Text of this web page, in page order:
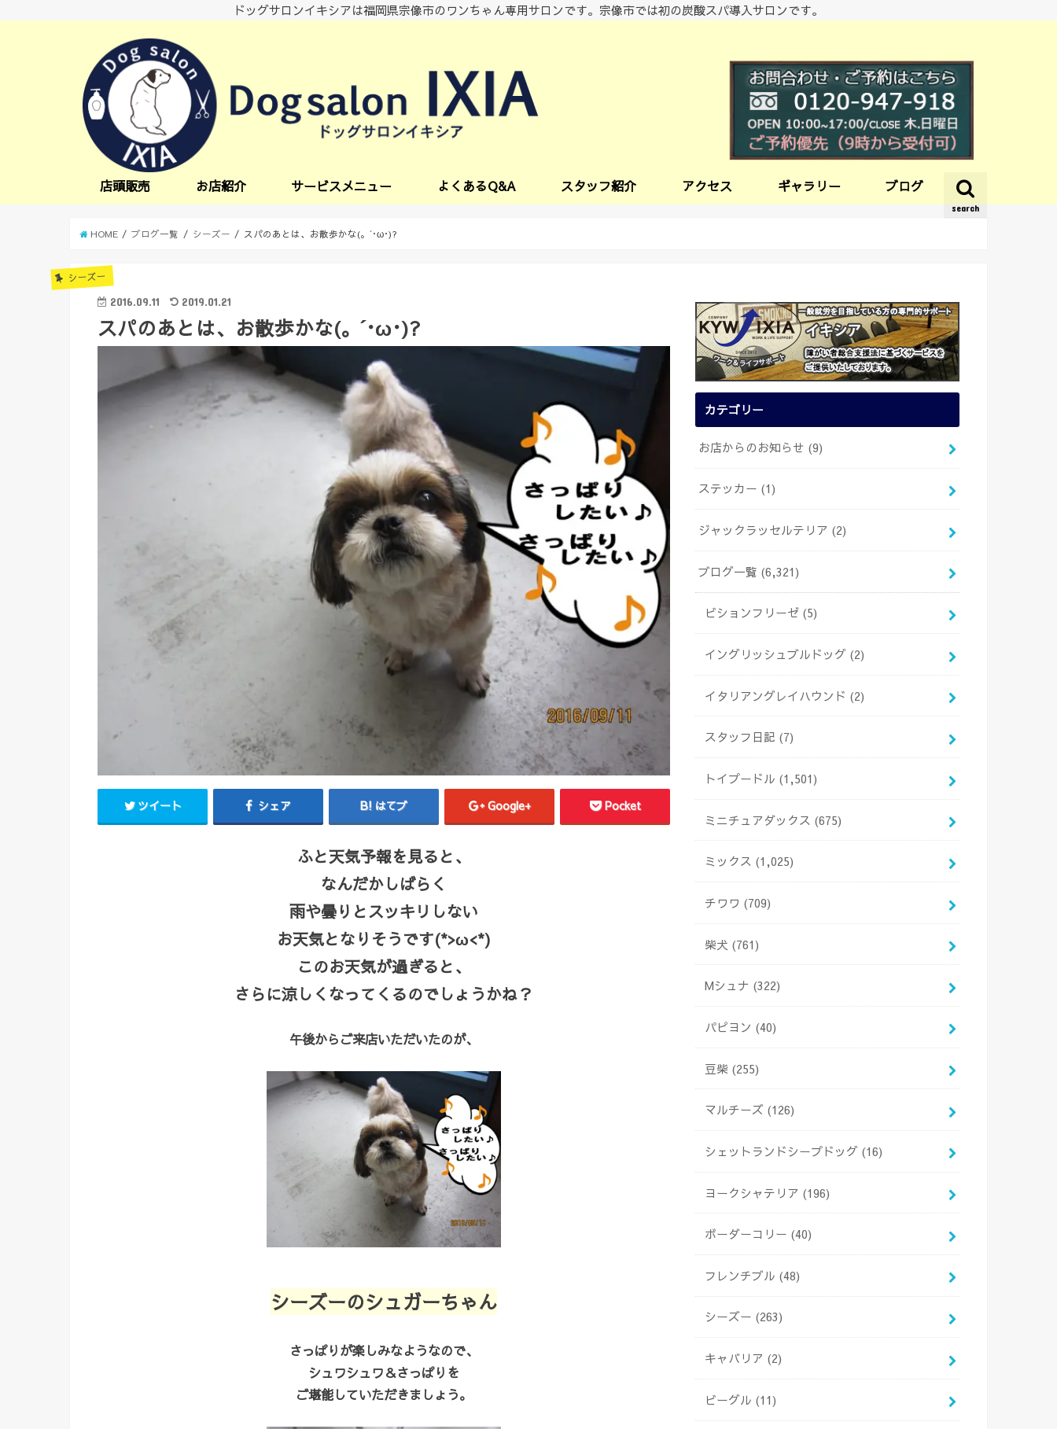
ドッグサロンイキシアは福岡県宗像市のワンちゃん専用サロンです。宗像市では初の炭酸スパ導入サロンです。
search
店頭販売 お店紹介 サービスメニュー よくあるQ&A スタッフ紹介 アクセス ギャラリー ブログ
HOME ブログ一覧 シーズー スパのあとは、お散歩かな(。´･ω･)?
シーズー
2016.09.11 2019.01.21
スパのあとは、お散歩かな(。´･ω･)?
ツイート シェア はてブ Google+ Pocket
ふと天気予報を見ると、
なんだかしばらく
雨や曇りとスッキリしない
お天気となりそうです(*>ω<*)
このお天気が過ぎると、
さらに涼しくなってくるのでしょうかね？
午後からご来店いただいたのが、
シーズーのシュガーちゃん
さっぱりが楽しみなようなので、
シュワシュワ＆さっぱりを
ご堪能していただきましょう。
カテゴリー
お店からのお知らせ (9)
ステッカー (1)
ジャックラッセルテリア (2)
ブログ一覧 (6,321)
ビションフリーゼ (5)
イングリッシュブルドッグ (2)
イタリアングレイハウンド (2)
スタッフ日記 (7)
トイプードル (1,501)
ミニチュアダックス (675)
ミックス (1,025)
チワワ (709)
柴犬 (761)
Mシュナ (322)
パピヨン (40)
豆柴 (255)
マルチーズ (126)
シェットランドシープドッグ (16)
ヨークシャテリア (196)
ボーダーコリー (40)
フレンチブル (48)
シーズー (263)
キャバリア (2)
ビーグル (11)